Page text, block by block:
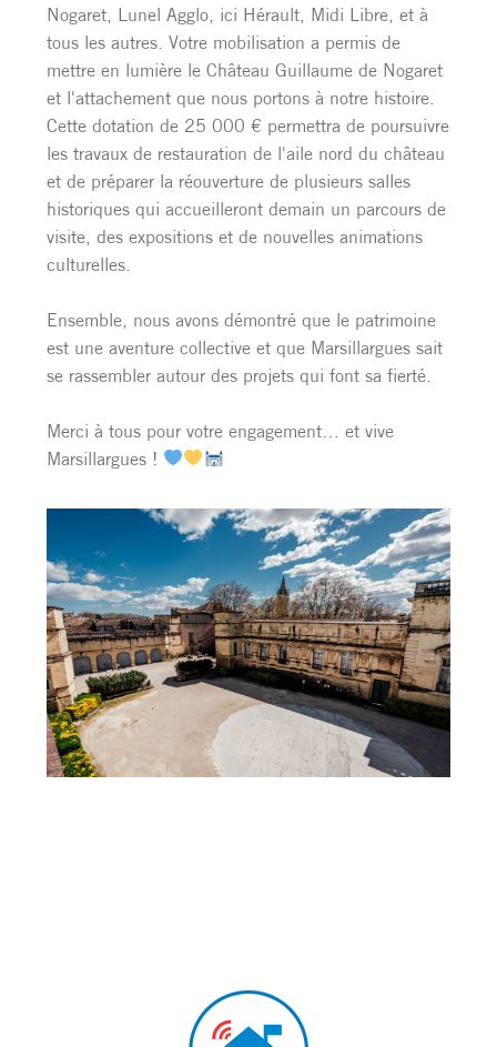
Nogaret, Lunel Agglo, ici Hérault, Midi Libre, et à
tous les autres. Votre mobilisation a permis de
mettre en lumière le Château Guillaume de Nogaret
et l'attachement que nous portons à notre histoire.
Cette dotation de 25 000 € permettra de poursuivre
les travaux de restauration de l'aile nord du château
et de préparer la réouverture de plusieurs salles
historiques qui accueilleront demain un parcours de
visite, des expositions et de nouvelles animations
culturelles.
Ensemble, nous avons démontré que le patrimoine
est une aventure collective et que Marsillargues sait
se rassembler autour des projets qui font sa fierté.
Merci à tous pour votre engagement… et vive
Marsillargues !